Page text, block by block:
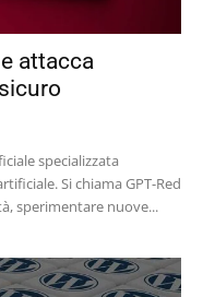
attacca
specializzata
Si chiama GPT-Red
sperimentare nuove...